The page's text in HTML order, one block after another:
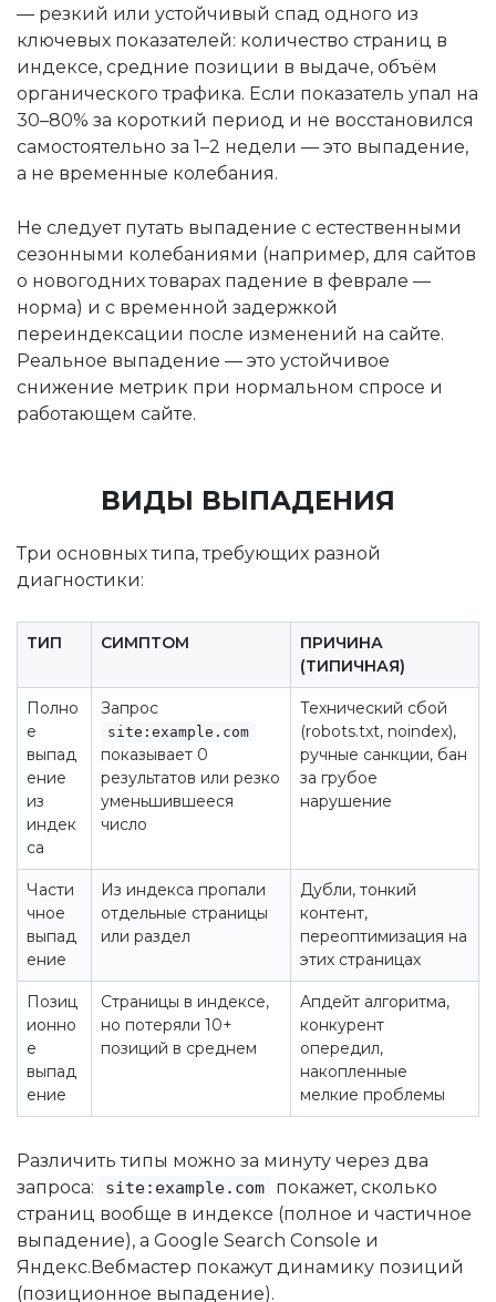
— резкий или устойчивый спад одного из
ключевых показателей: количество страниц в
индексе, средние позиции в выдаче, объём
органического трафика. Если показатель упал на
30–80% за короткий период и не восстановился
самостоятельно за 1–2 недели — это выпадение,
а не временные колебания.
Не следует путать выпадение с естественными
сезонными колебаниями (например, для сайтов
о новогодних товарах падение в феврале —
норма) и с временной задержкой
переиндексации после изменений на сайте.
Реальное выпадение — это устойчивое
снижение метрик при нормальном спросе и
работающем сайте.
ВИДЫ ВЫПАДЕНИЯ
Три основных типа, требующих разной
диагностики:
ТИП СИМПТОМ
ПРИЧИНА
(ТИПИЧНАЯ)
Полно
е
выпад
ение
из
индек
са
Запрос
site:example.com
показывает 0
результатов или резко
уменьшившееся
число
Технический сбой
(robots.txt, noindex),
ручные санкции, бан
за грубое
нарушение
Части
чное
выпад
ение
Из индекса пропали
отдельные страницы
или раздел
Дубли, тонкий
контент,
переоптимизация на
этих страницах
Позиц
ионно
е
выпад
ение
Страницы в индексе,
но потеряли 10+
позиций в среднем
Апдейт алгоритма,
конкурент
опередил,
накопленные
мелкие проблемы
Различить типы можно за минуту через два
запроса:
site:example.com
покажет, сколько
страниц вообще в индексе (полное и частичное
выпадение), а Google Search Console и
Яндекс.Вебмастер покажут динамику позиций
(позиционное выпадение).